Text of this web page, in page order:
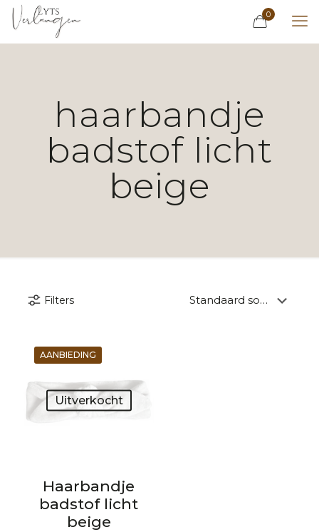
0
haarbandje
badstof licht
beige
Filters
AANBIEDING
Uitverkocht
Haarbandje
badstof licht
beige